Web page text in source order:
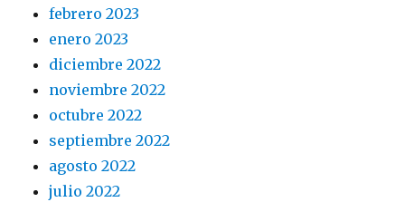
febrero 2023
enero 2023
diciembre 2022
noviembre 2022
octubre 2022
septiembre 2022
agosto 2022
julio 2022